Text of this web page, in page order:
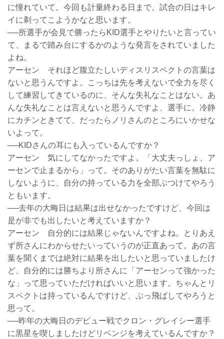
に憧れていて。今回も計量終わる日まで。試合の日はキレ
イに剃ってこようかなと思います。
──所選手が会見で勝ったらKID選手とやりたいと言ってい
て、まるで踏み台にするかのような発言をされていました
よね。
アーセン それほど腹立たしいディスリスペクトの言葉は
ないと思うんですよ。こっちは先を考えないで全力を尽く
して練習してきているのに、そんな失礼なことはない。あ
んな失礼なことは言えないと思うんですよ、選手に。冷静
にカチンときてて、だったらノリさんのところにいかせな
いよって。
──KIDさんの耳にも入っているんですか？
アーセン 気にしてなかったですよ。「大丈夫っしょ、ア
ーセンで止まるから」って。そのありがたい言葉を無駄に
しないように、自分の持っている力を全部ぶつけてやろう
ともいます。
──去年の大晦日は結果は出せなかったですけど、今回は
是が非でも出したいと考えていますか？
アーセン 自分的には結果じゃないんですよね。とりあえ
ず所さんにわからせたいっていうのが正直あって。あの言
葉を聞くまでは絶対に結果を出したいと思っていましたけ
ど、自分的には勝ちより所さんに「アーセンって強かった
な」って思っていただければいいと思います。ちゃんとリ
スペクトは持っているんですけど、ぶっ飛ばしてやろうと
思って。
──昨年の大晦日のデビュー戦でクロン・グレイシー選手
に黒星を喫しましたけどリベンジを考えているんですか？